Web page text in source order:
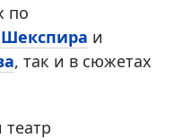
по
и
, так и в сюжетах